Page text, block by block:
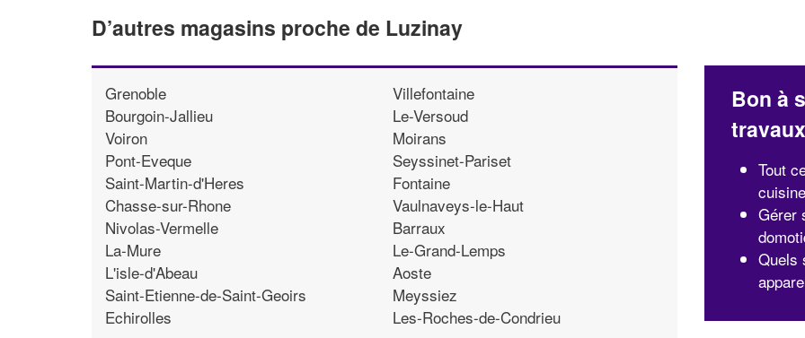
D’autres magasins proche de Luzinay
Grenoble
Bourgoin-Jallieu
Voiron
Pont-Eveque
Saint-Martin-d'Heres
Chasse-sur-Rhone
Nivolas-Vermelle
La-Mure
L'isle-d'Abeau
Saint-Etienne-de-Saint-Geoirs
Echirolles
Villefontaine
Le-Versoud
Moirans
Seyssinet-Pariset
Fontaine
Vaulnaveys-le-Haut
Barraux
Le-Grand-Lemps
Aoste
Meyssiez
Les-Roches-de-Condrieu
Bon à
travaux
Tout
cuisine
Gérer
Quels